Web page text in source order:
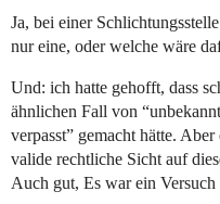
Ja, bei einer
nur eine, oder welche wäre
Und: ich hatte gehofft, dass
ähnlichen Fall von
verpasst” gemacht hätte.
valide rechtliche Sicht auf
Auch gut, Es war ein